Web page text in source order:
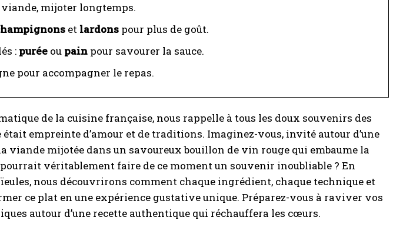
IN
Policy
mijoter longtemps.
et lardons pour plus de goût.
: purée ou pain pour savourer la sauce.
pour accompagner le repas.
de la cuisine française, nous rappelle à tous les doux souvenirs des
était empreinte d’amour et de traditions. Imaginez-vous, invité autour d’une
viande mijotée dans un savoureux bouillon de vin rouge qui embaume la
véritablement faire de ce moment un souvenir inoubliable ? En
nous découvrirons comment chaque ingrédient, chaque technique et
ce plat en une expérience gustative unique. Préparez-vous à raviver vos
autour d’une recette authentique qui réchauffera les cœurs.